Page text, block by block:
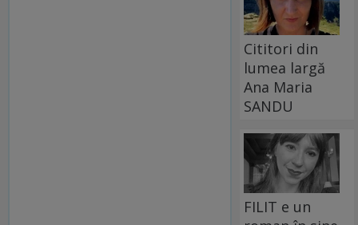
Cititori din
lumea largă
Ana Maria
SANDU
FILIT e un